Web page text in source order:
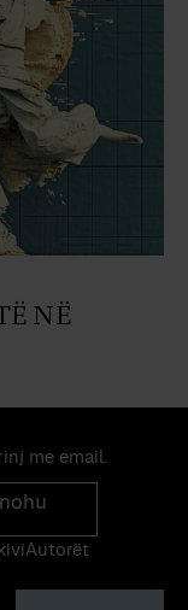
NË
me email.
Autorët